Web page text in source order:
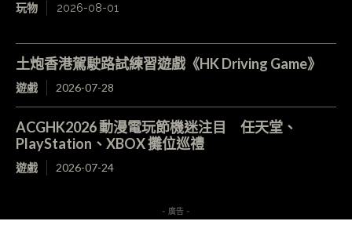
玩物 2026-08-01
土炮香港駕駛路試練習遊戲《HK Driving Game》
遊戲 2026-07-28
ACGHK2026 動漫電玩節機迷注目 任天堂、
PlayStation、XBOX 攤位巡禮
遊戲 2026-07-24
- 廣告 -